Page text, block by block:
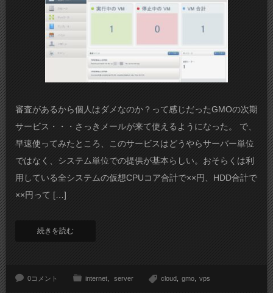
審査があるから個人はダメなのか？って感じだったGMOの次期
サービス・・・さっきメールが来て使えるようになった。 で、
早速使ってみたところ、このサービスはどうやらサーバー単位
ではなく、システム単位での提供が基本らしい。おそらくは利
用している全システムの仮想CPUコア合計で××円、HDD合計で
××円って […]
続きを読む
0コメント internet server cloud gmo vps